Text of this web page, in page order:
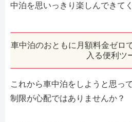
中泊を思いっきり楽しんできて
車中泊のおともに月額料金ゼロ
入る便利ツ
これから車中泊をしようと思っ
制限が心配ではありませんか？